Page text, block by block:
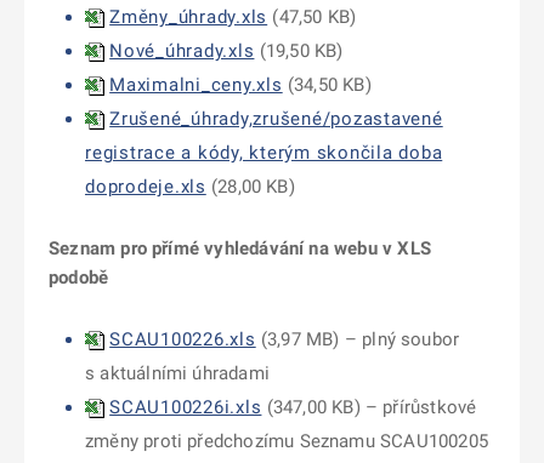
Změny_úhrady.xls (47,50 KB)
Nové_úhrady.xls (19,50 KB)
Maximalni_ceny.xls (34,50 KB)
Zrušené_úhrady,zrušené/pozastavené
registrace a kódy, kterým skončila doba
doprodeje.xls (28,00 KB)
Seznam pro přímé vyhledávání na webu v XLS
podobě
SCAU100226.xls (3,97 MB) – plný soubor
s aktuálními úhradami
SCAU100226i.xls (347,00 KB) – přírůstkové
změny proti předchozímu Seznamu SCAU100205